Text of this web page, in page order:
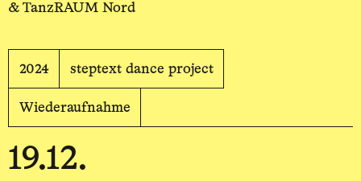
& TanzRAUM Nord
2024 steptext dance project
Wiederaufnahme
19.12.